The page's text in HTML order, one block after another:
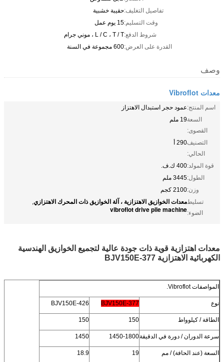
تفاصيل التغليف:حقيبة خشبية
وقت التسليم:15 يوم عمل
شروط الدفع:L / C ، T / T ، موني جرام
القدرة على العرض:600 مجموعة في السنة
وصف
معدات Vibroflot
اسم المنتج:عمود حجر استبدال الاهتزاز
السعة
القصوى:
19 ملم
التصنيف
الحالي:
290 أ
قوة المولد:400 ك.ف.
الطول:3445 ملم
وزن:2100 كجم
تسليط
الضوء:
معدات الخوازيق الاهتزازية ، آلة الخوازيق ذات المحرك الاهتزازي,
vibroflot drive pile machine
معدات اهتزازية قوية ذات جودة عالية لتجميع الخوازيق الهندسية
الكهربائية الاهتزازية BJV150E-377
المواصفات Vibroflot.
نوع BJV150E-377
BJV150E-426
الطاقة / كيلوواط 150
150
سرعة الدوران / دورة في الدقيقة1450-1800
1450
السعة (عند الحافة) / مم 19
18.9